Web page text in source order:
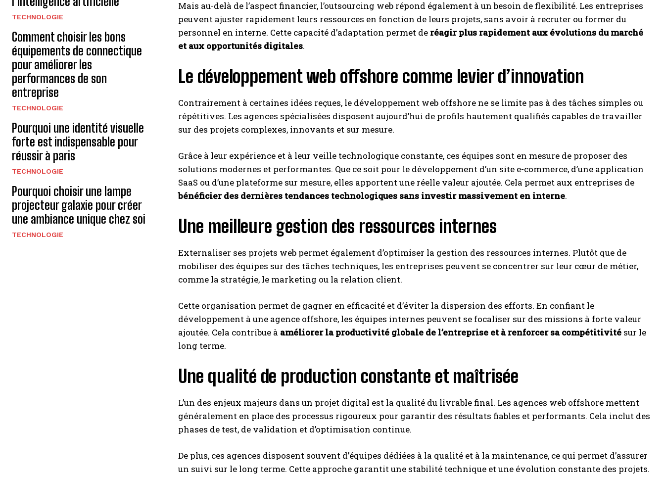
INSCRIPTION
TECHNOLOGIE
Comment choisir les bons
équipements de connectique
pour améliorer les
performances de son
entreprise
TECHNOLOGIE
Pourquoi une identité visuelle
forte est indispensable pour
réussir à paris
TECHNOLOGIE
Pourquoi choisir une lampe
projecteur galaxie pour créer
une ambiance unique chez soi
TECHNOLOGIE
Mais au-delà de l’aspect financier, l’outsourcing web répond également à un besoin de flexibilité. Les entreprises
peuvent ajuster rapidement leurs ressources en fonction de leurs projets, sans avoir à recruter ou former du
personnel en interne. Cette capacité d’adaptation permet de réagir plus rapidement aux évolutions du marché
et aux opportunités digitales.
Le développement web offshore comme levier d’innovation
Contrairement à certaines idées reçues, le développement web offshore ne se limite pas à des tâches simples ou
répétitives. Les agences spécialisées disposent aujourd’hui de profils hautement qualifiés capables de travailler
sur des projets complexes, innovants et sur mesure.
Grâce à leur expérience et à leur veille technologique constante, ces équipes sont en mesure de proposer des
solutions modernes et performantes. Que ce soit pour le développement d’un site e-commerce, d’une application
SaaS ou d’une plateforme sur mesure, elles apportent une réelle valeur ajoutée. Cela permet aux entreprises de
bénéficier des dernières tendances technologiques sans investir massivement en interne.
Une meilleure gestion des ressources internes
Externaliser ses projets web permet également d’optimiser la gestion des ressources internes. Plutôt que de
mobiliser des équipes sur des tâches techniques, les entreprises peuvent se concentrer sur leur cœur de métier,
comme la stratégie, le marketing ou la relation client.
Cette organisation permet de gagner en efficacité et d’éviter la dispersion des efforts. En confiant le
développement à une agence offshore, les équipes internes peuvent se focaliser sur des missions à forte valeur
ajoutée. Cela contribue à améliorer la productivité globale de l’entreprise et à renforcer sa compétitivité sur le
long terme.
Une qualité de production constante et maîtrisée
L’un des enjeux majeurs dans un projet digital est la qualité du livrable final. Les agences web offshore mettent
généralement en place des processus rigoureux pour garantir des résultats fiables et performants. Cela inclut des
phases de test, de validation et d’optimisation continue.
De plus, ces agences disposent souvent d’équipes dédiées à la qualité et à la maintenance, ce qui permet d’assurer
un suivi sur le long terme. Cette approche garantit une stabilité technique et une évolution constante des projets.